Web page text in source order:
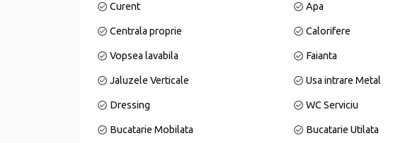
Etaj 1 - Suprafata Totala - 153.27 mp2;
- Dormitor Matrimonial - suprafata 30.74 mp2;
* Terasa proprie a dormitorului - suprfata 11.50 mp2
- Dormitor cu baie proprie - suprafata 26.48 mp2;
- Terasa cu acces din cele 2 dormitoare - suprafata 12.83 mp2;
Etaj 2 - Suprafata Totala - 155.6 mp2;
Curent Apa
Centrala proprie Calorifere
Vopsea lavabila Faianta
Jaluzele Verticale Usa intrare Metal
Dressing WC Serviciu
Bucatarie Mobilata Bucatarie Utilata